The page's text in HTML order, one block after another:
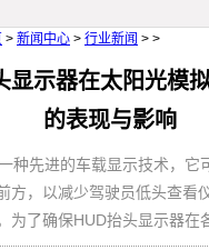
> 新闻中心 > 行业新闻 > >
显示器在太阳光模
的表现与影响
种先进的车载显示技术，它
方，以减少驾驶员低头查看
为了确保HUD抬头显示器在